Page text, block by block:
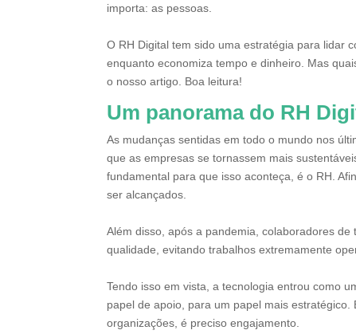
importa: as pessoas.
O RH Digital tem sido uma estratégia para lidar
enquanto economiza tempo e dinheiro. Mas
o nosso artigo. Boa leitura!
Um panorama do RH
As mudanças sentidas em todo o mundo nos
que as empresas se tornassem mais
fundamental para que isso aconteça, é o RH.
ser alcançados.
Além disso, após a pandemia, colaboradores
qualidade, evitando trabalhos extremamente
Tendo isso em vista, a tecnologia entrou como
papel de apoio, para um papel mais
organizações, é preciso engajamento.